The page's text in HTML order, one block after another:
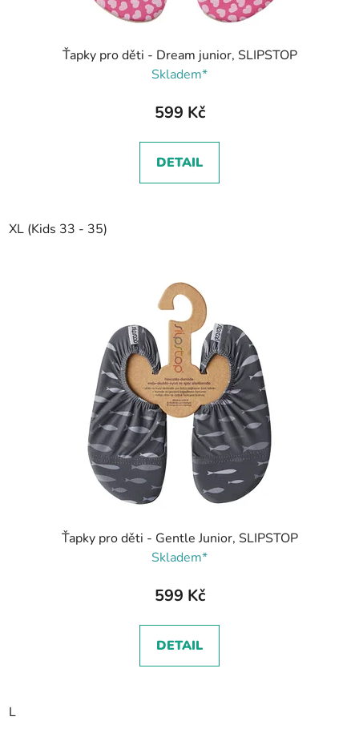
Ťapky pro děti - Dream junior, SLIPSTOP
Skladem*
599 Kč
DETAIL
XL (Kids 33 - 35)
Ťapky pro děti - Gentle Junior, SLIPSTOP
Skladem*
599 Kč
DETAIL
L